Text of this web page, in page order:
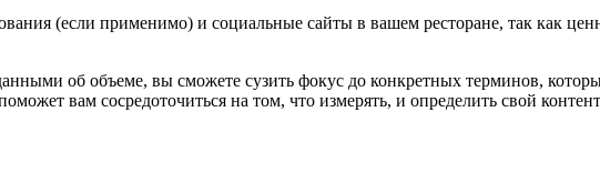
(если применимо) и социальные сайты в вашем ресторане, так как
об объеме, вы сможете сузить фокус до конкретных терминов,
вам сосредоточиться на том, что измерять, и определить свой